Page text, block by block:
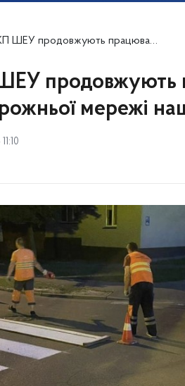
та дбати про стан вулично-дорожньої мережі нашого району
продовжують
мережі